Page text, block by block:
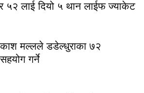
५२ लाई दियो ५ थान लाईफ ज्याकेट
मल्लले डडेल्धुराका ७२
सहयोग गर्ने